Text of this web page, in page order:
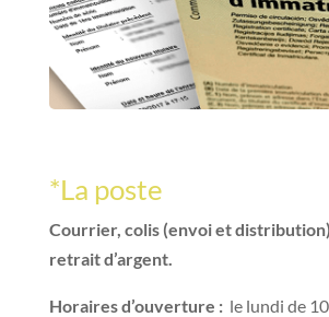
*La poste
Courrier, colis (envoi et
retrait d’argent.
Horaires d’ouverture : le lundi de